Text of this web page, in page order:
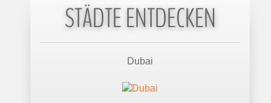
STÄDTE ENTDECKEN
Dubai